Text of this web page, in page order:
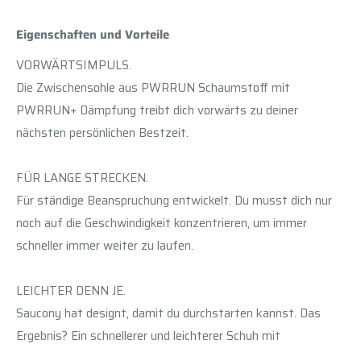
Eigenschaften und Vorteile
VORWÄRTSIMPULS.
Die Zwischensohle aus PWRRUN Schaumstoff mit
PWRRUN+ Dämpfung treibt dich vorwärts zu deiner
nächsten persönlichen Bestzeit.
FÜR LANGE STRECKEN.
Für ständige Beanspruchung entwickelt. Du musst dich nur
noch auf die Geschwindigkeit konzentrieren, um immer
schneller immer weiter zu laufen.
LEICHTER DENN JE.
Saucony hat designt, damit du durchstarten kannst. Das
Ergebnis? Ein schnellerer und leichterer Schuh mit